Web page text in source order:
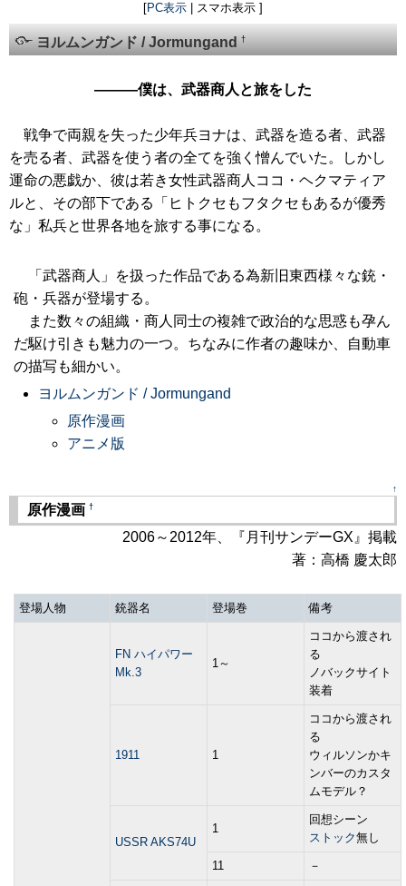
[PC表示 | スマホ表示 ]
ヨルムンガンド / Jormungand†
―――僕は、武器商人と旅をした
戦争で両親を失った少年兵ヨナは、武器を造る者、武器
を売る者、武器を使う者の全てを強く憎んでいた。しかし
運命の悪戯か、彼は若き女性武器商人ココ・ヘクマティア
ルと、その部下である「ヒトクセもフタクセもあるが優秀
な」私兵と世界各地を旅する事になる。
「武器商人」を扱った作品である為新旧東西様々な銃・
砲・兵器が登場する。
また数々の組織・商人同士の複雑で政治的な思惑も孕ん
だ駆け引きも魅力の一つ。ちなみに作者の趣味か、自動車
の描写も細かい。
ヨルムンガンド / Jormungand
原作漫画
アニメ版
↑
原作漫画 †
2006～2012年、『月刊サンデーGX』掲載
著：高橋 慶太郎
登場人物 銃器名 登場巻 備考
FN ハイパワー
Mk.3
1～
ココから渡され
る
ノバックサイト
装着
1911 1
ココから渡され
る
ウィルソンかキ
ンバーのカスタ
ムモデル？
USSR AKS74U
1
回想シーン
ストック無し
11 －